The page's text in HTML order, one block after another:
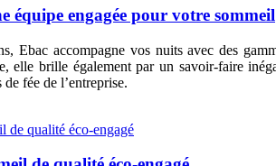
équipe engagée pour votre sommeil
Ebac accompagne vos nuits avec des
elle brille également par un savoir-faire
fée de l’entreprise.